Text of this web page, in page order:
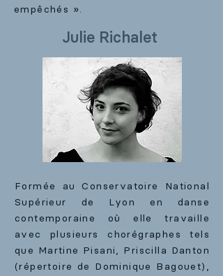
empêchés ».
Julie Richalet
Formée au Conservatoire National
Supérieur de Lyon en danse
contemporaine où elle travaille
avec plusieurs chorégraphes tels
que Martine Pisani, Priscilla Danton
(répertoire de Dominique Bagouet),